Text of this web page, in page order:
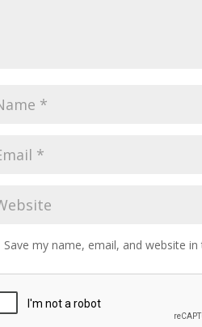
Save my name, email, and website